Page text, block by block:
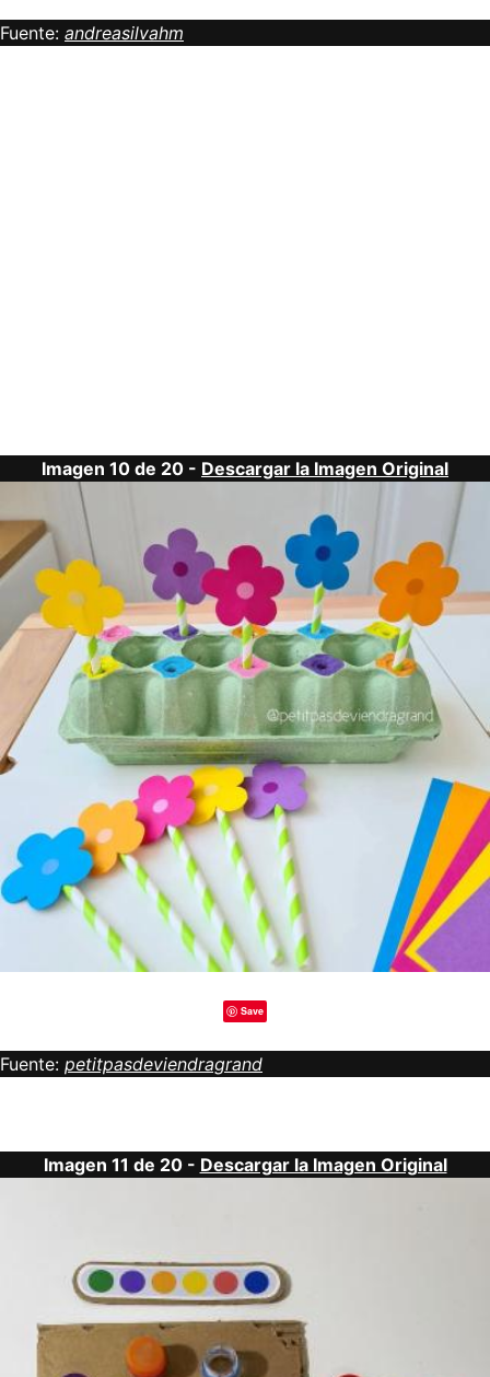
Fuente: andreasilvahm
Imagen 10 de 20 - Descargar la Imagen Original
Save
Fuente: petitpasdeviendragrand
Imagen 11 de 20 - Descargar la Imagen Original